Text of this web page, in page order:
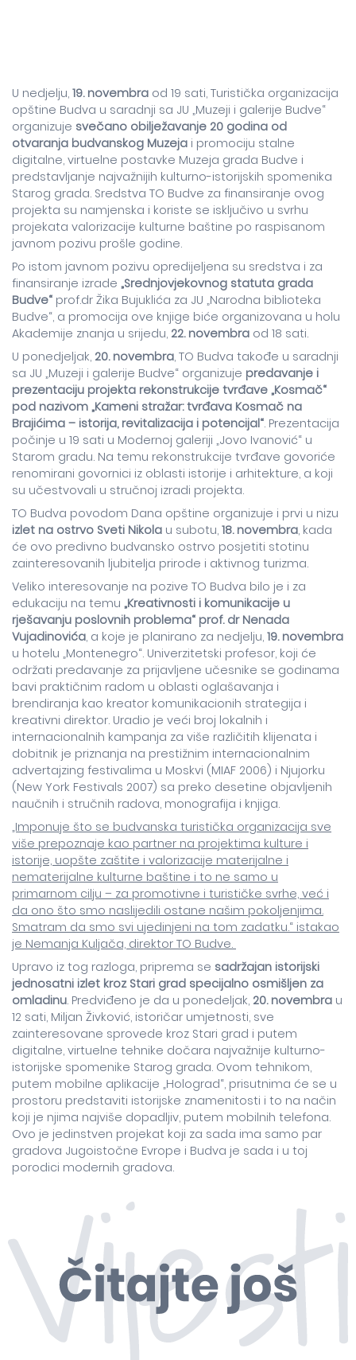
U nedjelju, 19. novembra od 19 sati, Turistička organizacija
opštine Budva u saradnji sa JU „Muzeji i galerije Budve“
organizuje svečano obilježavanje 20 godina od
otvaranja budvanskog Muzeja i promociju stalne
digitalne, virtuelne postavke Muzeja grada Budve i
predstavljanje najvažnijih kulturno-istorijskih spomenika
Starog grada. Sredstva TO Budve za finansiranje ovog
projekta su namjenska i koriste se isključivo u svrhu
projekata valorizacije kulturne baštine po raspisanom
javnom pozivu prošle godine.
Po istom javnom pozivu opredijeljena su sredstva i za
finansiranje izrade „Srednjovjekovnog statuta grada
Budve“ prof.dr Žika Bujuklića za JU „Narodna biblioteka
Budve“, a promocija ove knjige biće organizovana u holu
Akademije znanja u srijedu, 22. novembra od 18 sati.
U ponedjeljak, 20. novembra, TO Budva takođe u saradnji
sa JU „Muzeji i galerije Budve“ organizuje predavanje i
prezentaciju projekta rekonstrukcije tvrđave „Kosmač“
pod nazivom „Kameni stražar: tvrđava Kosmač na
Brajićima – istorija, revitalizacija i potencijal“. Prezentacija
počinje u 19 sati u Modernoj galeriji „Jovo Ivanović“ u
Starom gradu. Na temu rekonstrukcije tvrđave govoriće
renomirani govornici iz oblasti istorije i arhitekture, a koji
su učestvovali u stručnoj izradi projekta.
TO Budva povodom Dana opštine organizuje i prvi u nizu
izlet na ostrvo Sveti Nikola u subotu, 18. novembra, kada
će ovo predivno budvansko ostrvo posjetiti stotinu
zainteresovanih ljubitelja prirode i aktivnog turizma.
Veliko interesovanje na pozive TO Budva bilo je i za
edukaciju na temu „Kreativnosti i komunikacije u
rješavanju poslovnih problema“ prof. dr Nenada
Vujadinovića, a koje je planirano za nedjelju, 19. novembra
u hotelu „Montenegro“. Univerzitetski profesor, koji će
održati predavanje za prijavljene učesnike se godinama
bavi praktičnim radom u oblasti oglašavanja i
brendiranja kao kreator komunikacionih strategija i
kreativni direktor. Uradio je veći broj lokalnih i
internacionalnih kampanja za više različitih klijenata i
dobitnik je priznanja na prestižnim internacionalnim
advertajzing festivalima u Moskvi (MIAF 2006) i Njujorku
(New York Festivals 2007) sa preko desetine objavljenih
naučnih i stručnih radova, monografija i knjiga.
„Imponuje što se budvanska turistička organizacija sve
više prepoznaje kao partner na projektima kulture i
istorije, uopšte zaštite i valorizacije materijalne i
nematerijalne kulturne baštine i to ne samo u
primarnom cilju – za promotivne i turističke svrhe, već i
da ono što smo naslijedili ostane našim pokoljenjima.
Smatram da smo svi ujedinjeni na tom zadatku.“ istakao
je Nemanja Kuljača, direktor TO Budve.
Upravo iz tog razloga, priprema se sadržajan istorijski
jednosatni izlet kroz Stari grad specijalno osmišljen za
omladinu. Predviđeno je da u ponedeljak, 20. novembra u
12 sati, Miljan Živković, istoričar umjetnosti, sve
zainteresovane sprovede kroz Stari grad i putem
digitalne, virtuelne tehnike dočara najvažnije kulturno-
istorijske spomenike Starog grada. Ovom tehnikom,
putem mobilne aplikacije „Holograd“, prisutnima će se u
prostoru predstaviti istorijske znamenitosti i to na način
koji je njima najviše dopadljiv, putem mobilnih telefona.
Ovo je jedinstven projekat koji za sada ima samo par
gradova Jugoistočne Evrope i Budva je sada i u toj
porodici modernih gradova.